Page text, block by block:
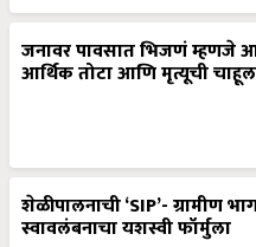
जनावर पावसात भिजणं म्हणजे
आर्थिक तोटा आणि मृत्यूची चाहूल
शेळीपालनाची ‘SIP’- ग्रामीण
स्वावलंबनाचा यशस्वी फॉर्मुला